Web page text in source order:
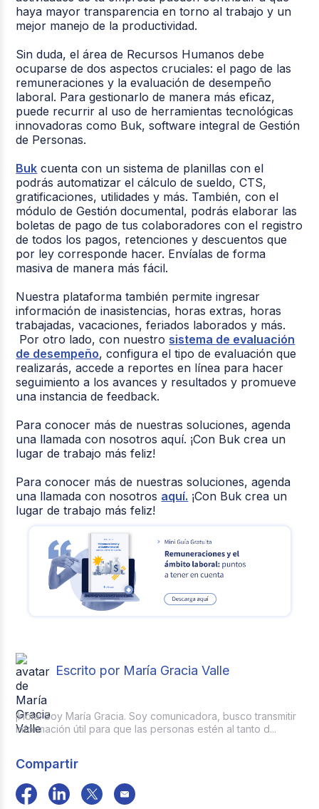
haya mayor transparencia en torno al trabajo y un
mejor manejo de la productividad.
Sin duda, el área de Recursos Humanos debe
ocuparse de dos aspectos cruciales: el pago de las
remuneraciones y la evaluación de desempeño
laboral. Para gestionarlo de manera más eficaz,
puede recurrir al uso de herramientas tecnológicas
innovadoras como Buk, software integral de Gestión
de Personas.
Buk cuenta con un sistema de planillas con el
podrás automatizar el cálculo de sueldo, CTS,
gratificaciones, utilidades y más. También, con el
módulo de Gestión documental, podrás elaborar las
boletas de pago de tus colaboradores con el registro
de todos los pagos, retenciones y descuentos que
por ley corresponde hacer. Envíalas de forma
masiva de manera más fácil.
Nuestra plataforma también permite ingresar
información de inasistencias, horas extras, horas
trabajadas, vacaciones, feriados laborados y más.
Por otro lado, con nuestro sistema de evaluación
de desempeño, configura el tipo de evaluación que
realizarás, accede a reportes en línea para hacer
seguimiento a los avances y resultados y promueve
una instancia de feedback.
Para conocer más de nuestras soluciones, agenda
una llamada con nosotros aquí. ¡Con Buk crea un
lugar de trabajo más feliz!
Para conocer más de nuestras soluciones, agenda
una llamada con nosotros aquí. ¡Con Buk crea un
lugar de trabajo más feliz!
Escrito por María Gracia Valle
¡Hola! Soy María Gracia. Soy comunicadora, busco transmitir
información útil para que las personas estén al tanto d...
Compartir